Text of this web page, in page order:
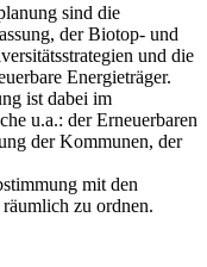
sind die
der Biotop- und
und die
Energieträger.
ist dabei im
u.a.: der Erneuerbaren
der Kommunen, der
mit den
zu ordnen.